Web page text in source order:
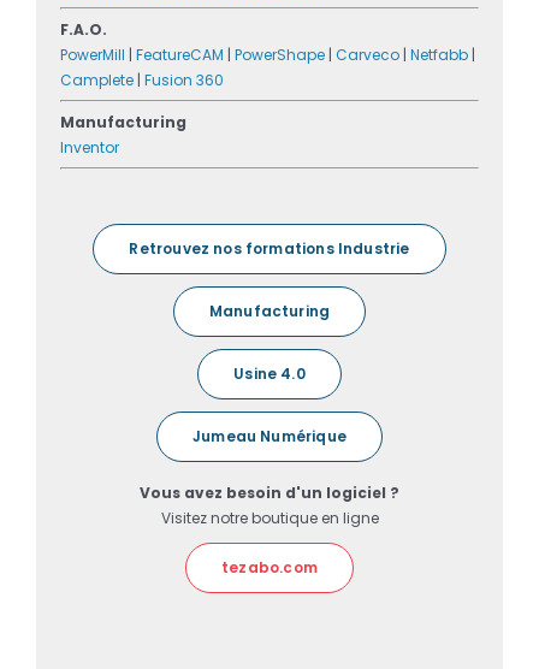
F.A.O.
PowerMill | FeatureCAM | PowerShape | Carveco | Netfabb |
Camplete | Fusion 360
Manufacturing
Inventor
Retrouvez nos formations Industrie
Manufacturing
Usine 4.0
Jumeau Numérique
Vous avez besoin d'un logiciel ?
Visitez notre boutique en ligne
tezabo.com